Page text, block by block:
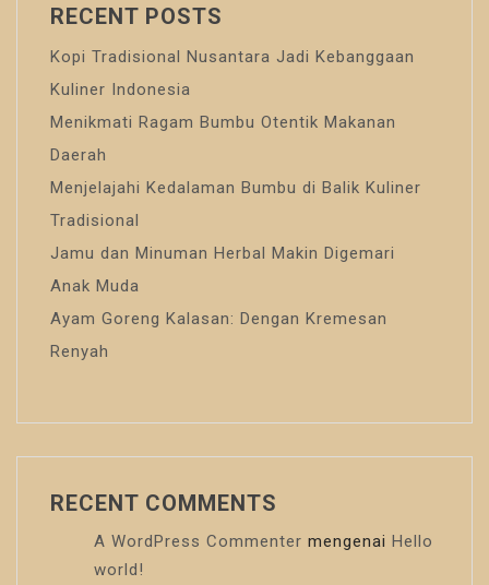
RECENT POSTS
Kopi Tradisional Nusantara Jadi Kebanggaan
Kuliner Indonesia
Menikmati Ragam Bumbu Otentik Makanan
Daerah
Menjelajahi Kedalaman Bumbu di Balik Kuliner
Tradisional
Jamu dan Minuman Herbal Makin Digemari
Anak Muda
Ayam Goreng Kalasan: Dengan Kremesan
Renyah
RECENT COMMENTS
A WordPress Commenter mengenai Hello
world!